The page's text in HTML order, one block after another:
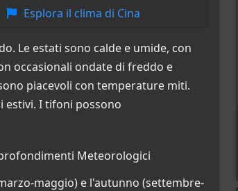
Esplora il clima di Cina
Le estati sono calde e umide, con
occasionali ondate di freddo e
piacevoli con temperature miti.
estivi. I tifoni possono
Meteorologici
maggio) e l'autunno (settembre-